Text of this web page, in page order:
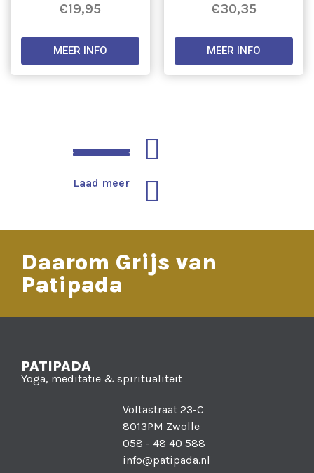
€19,95
MEER INFO
€30,35
MEER INFO
Laad meer
Daarom Grijs van
Patipada
PATIPADA
Yoga, meditatie & spiritualiteit
Voltastraat 23-C
8013PM Zwolle
058 - 48 40 588
info@patipada.nl